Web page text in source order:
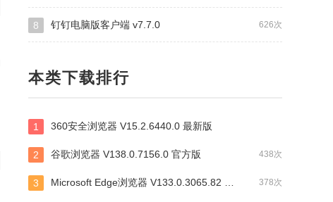
626次
8 钉钉电脑版客户端 v7.7.0
本类下载排行
1 360安全浏览器 V15.2.6440.0 最新版
438次
2 谷歌浏览器 V138.0.7156.0 官方版
378次
3 Microsoft Edge浏览器 V133.0.3065.82 官方版